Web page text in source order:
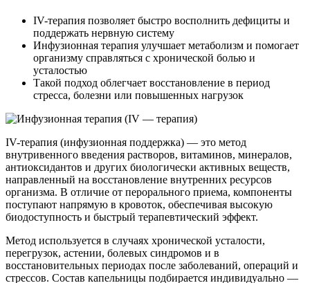
IV-терапия позволяет быстро восполнить дефициты и
поддержать нервную систему
Инфузионная терапия улучшает метаболизм и помогает
организму справляться с хронической болью и
усталостью
Такой подход облегчает восстановление в период
стресса, болезни или повышенных нагрузок
IV-терапия (инфузионная поддержка) — это метод
внутривенного введения растворов, витаминов, минералов,
антиоксидантов и других биологически активных веществ,
направленный на восстановление внутренних ресурсов
организма. В отличие от перорального приема, компоненты
поступают напрямую в кровоток, обеспечивая высокую
биодоступность и быстрый терапевтический эффект.
Метод используется в случаях хронической усталости,
перегрузок, астении, болевых синдромов и в
восстановительных периодах после заболеваний, операций и
стрессов. Состав капельницы подбирается индивидуально —